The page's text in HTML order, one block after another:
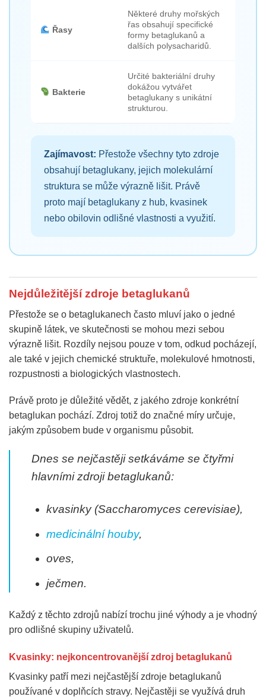
Řasy
Některé druhy mořských
řas obsahují specifické
formy betaglukanů a
dalších polysacharidů.
Bakterie
Určité bakteriální druhy
dokážou vytvářet
betaglukany s unikátní
strukturou.
Zajímavost: Přestože všechny tyto zdroje
obsahují betaglukany, jejich molekulární
struktura se může výrazně lišit. Právě
proto mají betaglukany z hub, kvasinek
nebo obilovin odlišné vlastnosti a využití.
Nejdůležitější zdroje betaglukanů
Přestože se o betaglukanech často mluví jako o jedné
skupině látek, ve skutečnosti se mohou mezi sebou
výrazně lišit. Rozdíly nejsou pouze v tom, odkud pocházejí,
ale také v jejich chemické struktuře, molekulové hmotnosti,
rozpustnosti a biologických vlastnostech.
Právě proto je důležité vědět, z jakého zdroje konkrétní
betaglukan pochází. Zdroj totiž do značné míry určuje,
jakým způsobem bude v organismu působit.
Dnes se nejčastěji setkáváme se čtyřmi
hlavními zdroji betaglukanů:
kvasinky (Saccharomyces cerevisiae),
medicinální houby,
oves,
ječmen.
Každý z těchto zdrojů nabízí trochu jiné výhody a je vhodný
pro odlišné skupiny uživatelů.
Kvasinky: nejkoncentrovanější zdroj betaglukanů
Kvasinky patří mezi nejčastější zdroje betaglukanů
používané v doplňcích stravy. Nejčastěji se využívá druh